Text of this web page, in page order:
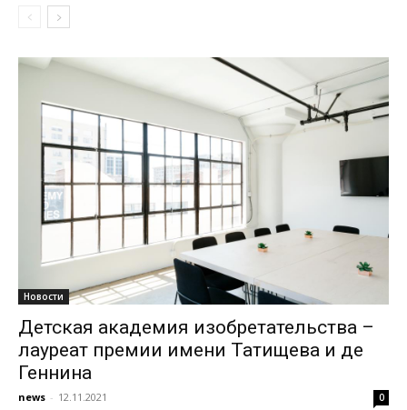
Новости
Детская академия изобретательства –
лауреат премии имени Татищева и де
Геннина
news - 12.11.2021 0